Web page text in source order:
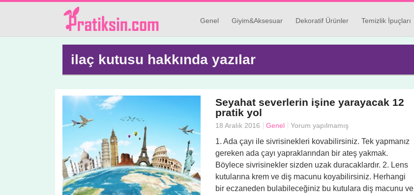
Genel Giyim&Aksesuar Dekoratif Ürünler Temizlik İpuçları
ilaç kutusu hakkında yazılar
Seyahat severlerin işine yarayacak 12
pratik yol
18 Aralık 2016 Genel Yorum yapılmamış
1. Ada çayı ile sivrisinekleri kovabilirsiniz. Tek yapmanız
gereken ada çayı yapraklarından bir ateş yakmak.
Böylece sivrisinekler sizden uzak duracaklardır. 2. Lens
kutularına krem ve diş macunu koyabilirsiniz. Herhangi
bir eczaneden bulabileceğiniz bu kutulara diş macunu ve